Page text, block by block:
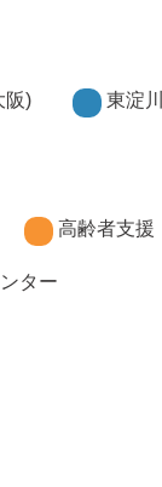
阪) 東淀
高齢者支援
ター